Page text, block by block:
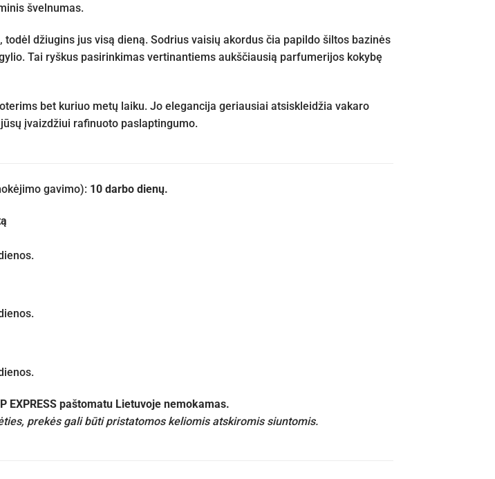
švelnumas.
, todėl džiugins jus visą dieną. Sodrius vaisių akordus čia papildo šiltos bazinės
Tai ryškus pasirinkimas vertinantiems aukščiausią parfumerijos kokybę
bet kuriuo metų laiku. Jo elegancija geriausiai atsiskleidžia vakaro
įvaizdžiui rafinuoto paslaptingumo.
gavimo): 10 darbo dienų.
EXPRESS paštomatu Lietuvoje nemokamas.
prekės gali būti pristatomos keliomis atskiromis siuntomis.